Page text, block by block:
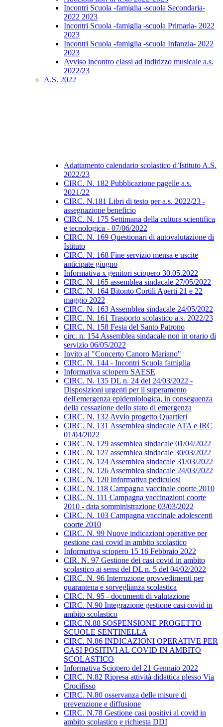
Incontri Scuola -famiglia -scuola Secondaria-
2022 2023
Incontri Scuola -famiglia -scuola Primaria- 2022
2023
Incontri Scuola -famiglia -scuola Infanzia- 2022
2023
Avviso incontro classi ad indirizzo musicale a.s.
2022/23
A.S. 2022
Adattamento calendario scolastico d’Istituto A.S.
2022/23
CIRC. N. 182 Pubblicazione pagelle a.s.
2021/22
CIRC. N.181 Libri di testo per a.s. 2022/23 -
assegnazione beneficio
CIRC. N. 175 Settimana della cultura scientifica
e tecnologica - 07/06/2022
CIRC. N. 169 Questionari di autovalutazione di
Istituto
CIRC. N. 168 Fine servizio mensa e uscite
anticipate giugno
Informativa x genitori sciopero 30.05.2022
CIRC. N. 165 assemblea sindacale 27/05/2022
CIRC. N. 164 Bitonto Cortili Aperti 21 e 22
maggio 2022
CIRC. N. 163 Assemblea sindacale 24/05/2022
CIRC. N. 161 Trasporto scolastico a.s. 2022/23
CIRC. N. 158 Festa del Santo Patrono
circ. n. 154 Assemblea sindacale non in orario di
servizio 06/05/2022
Invito al "Concerto Canoro Mariano"
CIRC. N. 144 - Incontri Scuola famiglia
Informativa sciopero SAESE
CIRC. N. 135 DL n. 24 del 24/03/2022 -
Disposizioni urgenti per il superamento
dell'emergenza epidemiologica, in conseguenza
della cessazione dello stato di emergenza
CIRC. N. 132 Avvio progetto Quartieri
CIRC. N. 131 Assemblea sindacale ATA e IRC
01/04/2022
CIRC. N. 129 assemblea sindacale 01/04/2022
CIRC. N. 127 assemblea sindacale 30/03/2022
CIRC. N. 124 Assemblea sindacale 31/03/2022
CIRC. N. 126 Assemblea sindacale 24/03/2022
CIRC. N. 120 Informativa pediculosi
CIRC. N. 118 Campagna vaccinale coorte 2010
CIRC. N. 111 Campagna vaccinazioni coorte
2010 - data somministrazione 03/03/2022
CIRC. N. 103 Campagna vaccinale adolescenti
coorte 2010
CIRC. N. 99 Nuove indicazioni operative per
gestione casi covid in ambito scolastico
Informativa sciopero 15 16 Febbraio 2022
CIR. N. 97 Gestione dei casi covid in ambito
scolastico ai sensi del DL n. 5 del 04/02/2022
CIRC. N. 96 Interruzione provvedimenti per
quarantena e sorveglianza scolastica
CIRC. N. 95 - documenti di valutazione
CIRC. N.90 Integrazione gestione casi covid in
ambito scolastico
CIRC.N.88 SOSPENSIONE PROGETTO
SCUOLE SENTINELLA
CIRC. N.86 INDICAZIONI OPERATIVE PER
CASI POSITIVI AL COVID IN AMBITO
SCOLASTICO
Informativa Sciopero del 21 Gennaio 2022
CIRC. N.82 Ripresa attività didattica plesso Via
Crocifisso
CIRC. N.80 osservanza delle misure di
prevenzione e diffusione
CIRC. N.78 Gestione casi positivi al covid in
ambito scolastico e richiesta DDI